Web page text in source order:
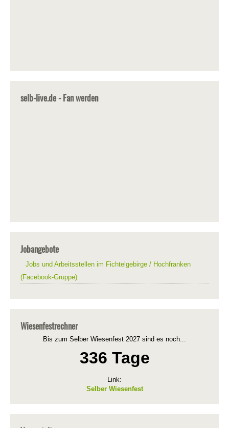
selb-live.de - Fan werden
Jobangebote
Jobs und Arbeitsstellen im Fichtelgebirge / Hochfranken
(Facebook-Gruppe)
Wiesenfestrechner
Bis zum Selber Wiesenfest 2027 sind es noch...
336 Tage
Link:
Selber Wiesenfest